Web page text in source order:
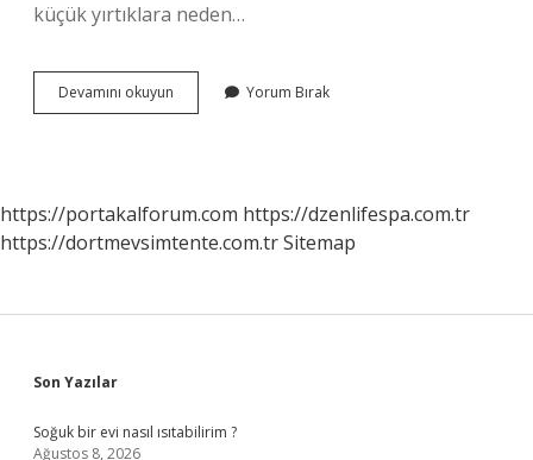
küçük yırtıklara neden…
Devamını okuyun
Ağrısı
Yorum Bırak
https://portakalforum.com https://dzenlifespa.com.tr
https://dortmevsimtente.com.trSitemap
Sidebar
Son Yazılar
Soğuk bir evi nasıl ısıtabilirim ?
Ağustos 8, 2026